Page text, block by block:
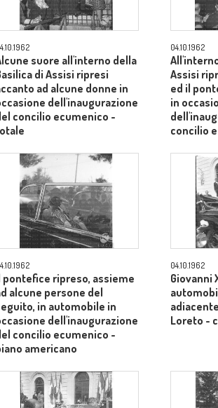
suore all'interno della
di Assisi ripresi
ad alcune donne in
dell'inaugurazione
concilio ecumenico -
04.10.1962
Assisi
ed il
in
concilio
pontefice ripreso, assieme
alcune persone del
in automobile in
dell'inaugurazione
concilio ecumenico -
americano
04.10.1962
Giovanni
Loreto -